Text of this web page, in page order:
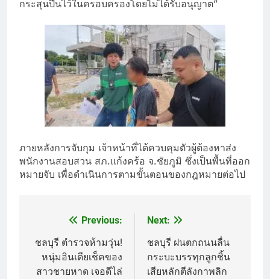
กระสุนปืนไว้ในครอบครองโดยไม่ได้รับอนุญาต”
ภายหลังการจับกุม เจ้าหน้าที่ได้ควบคุมตัวผู้ต้องหาส่ง
พนักงานสอบสวน สภ.แก้งคร้อ จ.ชัยภูมิ ซึ่งเป็นพื้นที่ออก
หมายจับ เพื่อดำเนินการตามขั้นตอนของกฎหมายต่อไป
navigation
Previous:
ชลบุรี ตำรวจห้ามวุ่น!
หนุ่มอินเดียเช็คของ
สาวชายหาด เจอดีไล่
Next:
ชลบุรี ฝนตกถนนลื่น
กระบะบรรทุกลูกชิ้น
เสียหลักตีลังกาพลิก